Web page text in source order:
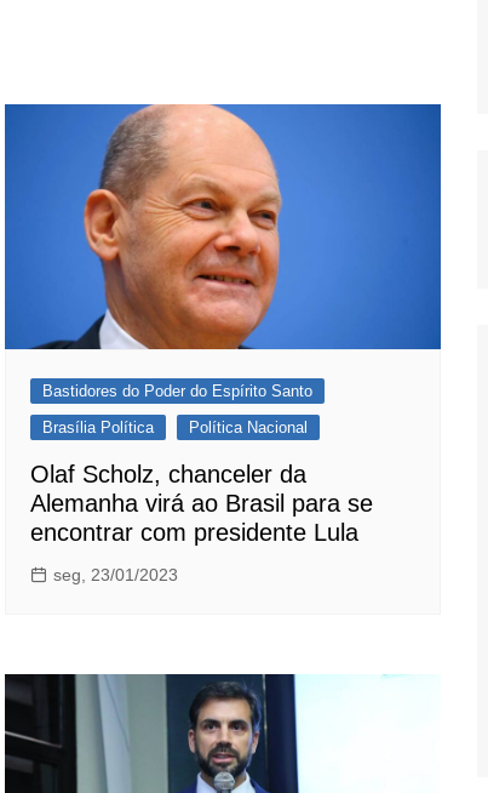
Bastidores do Poder do Espírito Santo
Brasília Política
Política Nacional
Olaf Scholz, chanceler da
Alemanha virá ao Brasil para se
encontrar com presidente Lula
seg, 23/01/2023